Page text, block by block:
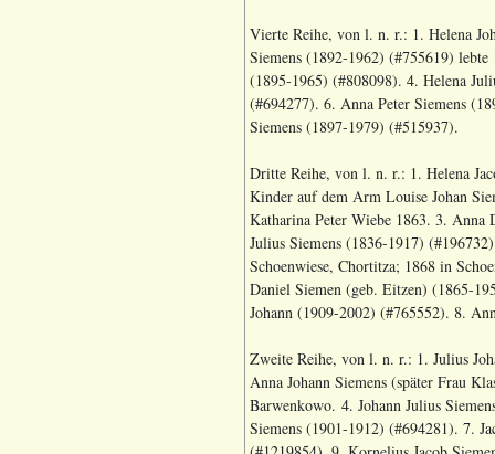
Vierte Reihe, von l. n. r.: 1. Helena
Siemens (1892-1962) (#755619)
(1895-1965) (#808098). 4. Helena
(#694277). 6. Anna Peter Siemens
Siemens (1897-1979) (#515937).
Dritte Reihe, von l. n. r.: 1. Helena
Kinder auf dem Arm Louise Johan
Katharina Peter Wiebe 1863. 3.
Julius Siemens (1836-1917)
Schoenwiese, Chortitza; 1868 in
Daniel Siemen (geb. Eitzen) (1865-
Johann (1909-2002) (#765552). 8.
Zweite Reihe, von l. n. r.: 1. Julius
Anna Johann Siemens (später Frau
Barwenkowo. 4. Johann Julius
Siemens (1901-1912) (#694281). 7.